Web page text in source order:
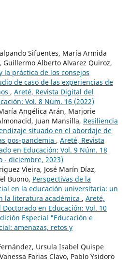
Sifuentes, María Armida
Guillermo Alberto Alvarez Quiroz,
la práctica de los consejos
de caso de las experiencias de
, Areté, Revista Digital del
Vol. 8 Núm. 16 (2022)
Angélica Arán, Marjorie
Juan Mansilla, Resiliencia
situado en el abordaje de
pos-pandemia , Areté, Revista
en Educación: Vol. 9 Núm. 18
- diciembre, 2023)
Vieira, José Marín Díaz,
Buono, Perspectivas de la
en la educación universitaria: un
la literatura académica , Areté,
en Educación: Vol. 10
Especial "Educación e
amenazas, retos y
Ursula Isabel Quispe
Farias Clavo, Pablo Ysidoro